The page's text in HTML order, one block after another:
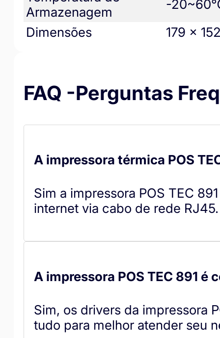
Armazenagem
-
Dimensões
179 ×
FAQ -Perguntas
A impressora térmica POS
Sim a impressora POS TEC
internet via cabo de rede RJ45.
A impressora POS TEC 891
Sim, os drivers da impressora
tudo para melhor atender seu